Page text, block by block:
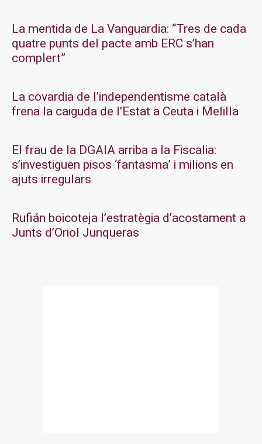
La mentida de La Vanguardia: “Tres de cada
quatre punts del pacte amb ERC s’han
complert”
La covardia de l’independentisme català
frena la caiguda de l’Estat a Ceuta i Melilla
El frau de la DGAIA arriba a la Fiscalia:
s’investiguen pisos ‘fantasma’ i milions en
ajuts irregulars
Rufián boicoteja l’estratègia d’acostament a
Junts d’Oriol Junqueras